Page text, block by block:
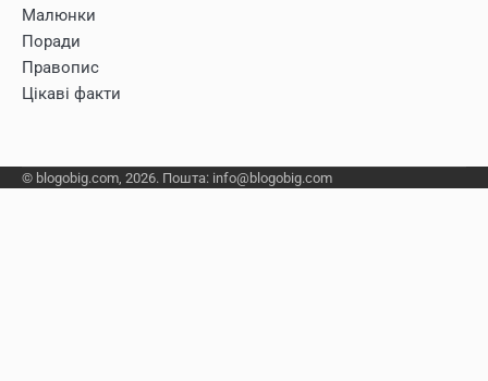
Малюнки
Поради
Правопис
Цікаві факти
© blogobig.com, 2026. Пошта: info@blogobig.com